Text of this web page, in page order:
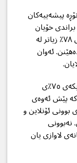
پیشەییەکان
خۆیان
بەکار دەهێنن (Social Selling)، بە ڕێژەی ٧٨٪ زیاتر لە
ئەوان
نزیکەی ٧٥٪ی
کە پێش ئەوەی
ئۆنلاین و
نەبوونی
لاوازی یان